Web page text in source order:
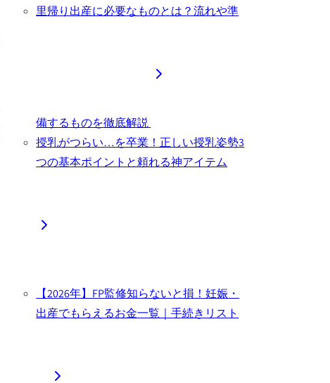
里帰り出産に必要なものとは？流れや準
備するものを徹底解説
授乳がつらい…を卒業！正しい授乳姿勢3
つの基本ポイントと頼れる神アイテム
【2026年】FP監修知らないと損！妊娠・
出産でもらえるお金一覧｜手続きリスト